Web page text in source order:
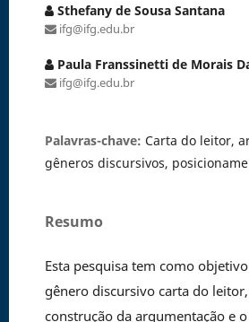
Sthefany de Sousa Santana
ifg@ifg.edu.br
Paula Franssinetti de Morais
ifg@ifg.edu.br
Palavras-chave: Carta do leitor,
gêneros discursivos,
Resumo
Esta pesquisa tem como
gênero discursivo carta do
construção da argumentação e